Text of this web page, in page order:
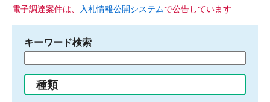
電子調達案件は、 入札情報公開システムで公告しています
キーワード検索
る
種類